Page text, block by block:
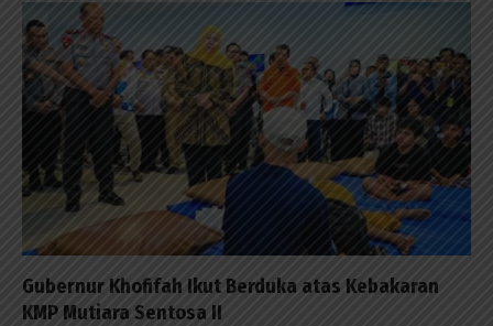
Gubernur Khofifah Ikut Berduka atas Kebakaran
KMP Mutiara Sentosa II